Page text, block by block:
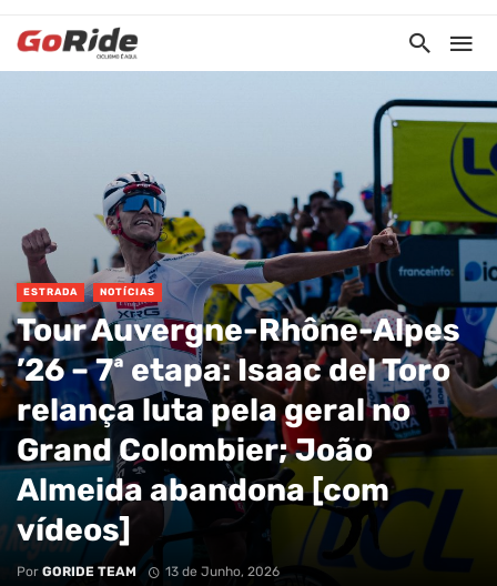
ESTRADA NOTÍCIAS
Tour Auvergne-Rhône-Alpes
’26 – 7ª etapa: Isaac del Toro
relança luta pela geral no
Grand Colombier; João
Almeida abandona [com
vídeos]
Por GORIDE TEAM 13 de Junho, 2026